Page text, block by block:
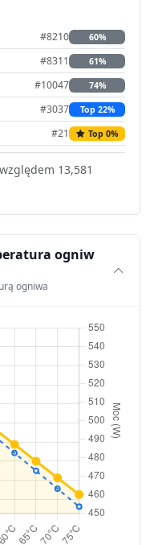
#8210 60%
#8311 61%
#10047 74%
#3037 Top 22%
#21 Top 0%
13,581
ogniw
ogniwa